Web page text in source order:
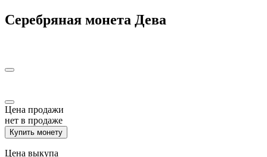
Серебряная монета Дева
Цена продажи
нет в продаже
Купить монету
Цена выкупа